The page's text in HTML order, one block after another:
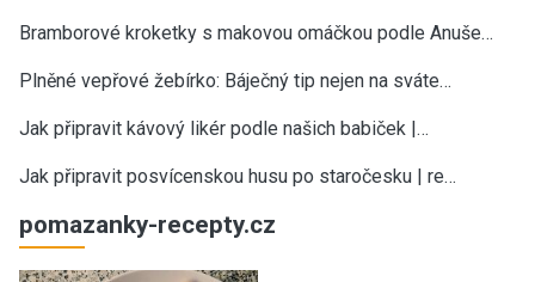
Bramborové kroketky s makovou omáčkou podle Anuše…
Plněné vepřové žebírko: Báječný tip nejen na sváte…
Jak připravit kávový likér podle našich babiček |…
Jak připravit posvícenskou husu po staročesku | re…
pomazanky-recepty.cz